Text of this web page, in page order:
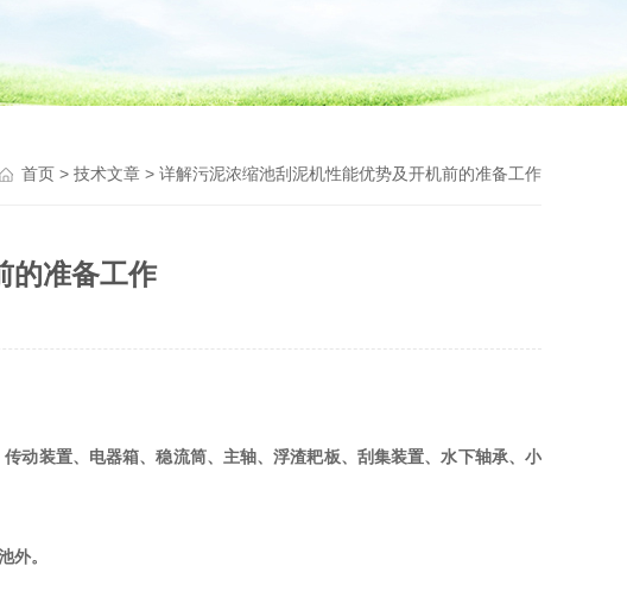
首页 > 技术文章 > 详解污泥浓缩池刮泥机性能优势及开机前的准备工作
的准备工作
动装置、电器箱、稳流筒、主轴、浮渣耙板、刮集装置、水下轴承、小
外。